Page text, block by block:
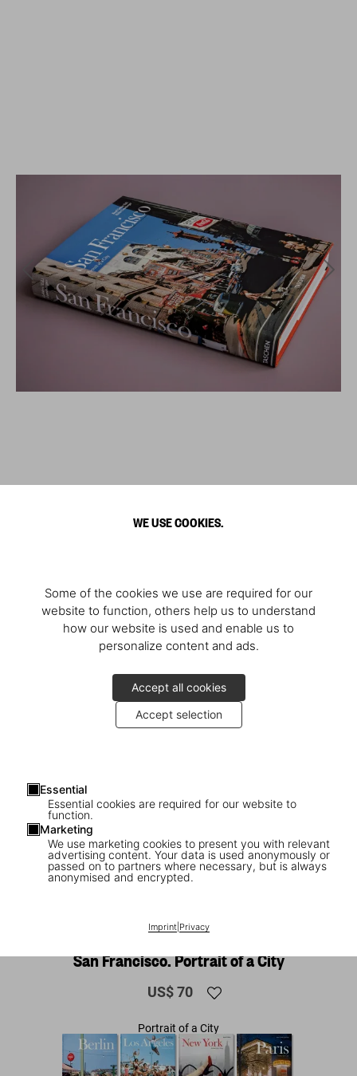
WE USE COOKIES.
Some of the cookies we use are required for our
website to function, others help us to understand
how our website is used and enable us to
personalize content and ads.
Accept all cookies
Accept selection
Essential
Essential cookies are required for our website to
function.
Marketing
We use marketing cookies to present you with relevant
advertising content. Your data is used anonymously or
passed on to partners where necessary, but is always
anonymised and encrypted.
Imprint| Privacy
XL
San Francisco. Portrait of a City
US$ 70
Portrait of a City